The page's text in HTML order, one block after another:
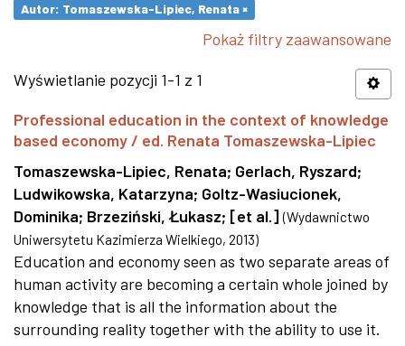
Autor: Tomaszewska-Lipiec, Renata ×
Pokaż filtry zaawansowane
Wyświetlanie pozycji 1-1 z 1
Professional education in the context of knowledge
based economy / ed. Renata Tomaszewska-Lipiec
Tomaszewska-Lipiec, Renata; Gerlach, Ryszard;
Ludwikowska, Katarzyna; Goltz-Wasiucionek,
Dominika; Brzeziński, Łukasz; [et al.] (Wydawnictwo
Uniwersytetu Kazimierza Wielkiego, 2013)
Education and economy seen as two separate areas of
human activity are becoming a certain whole joined by
knowledge that is all the information about the
surrounding reality together with the ability to use it.